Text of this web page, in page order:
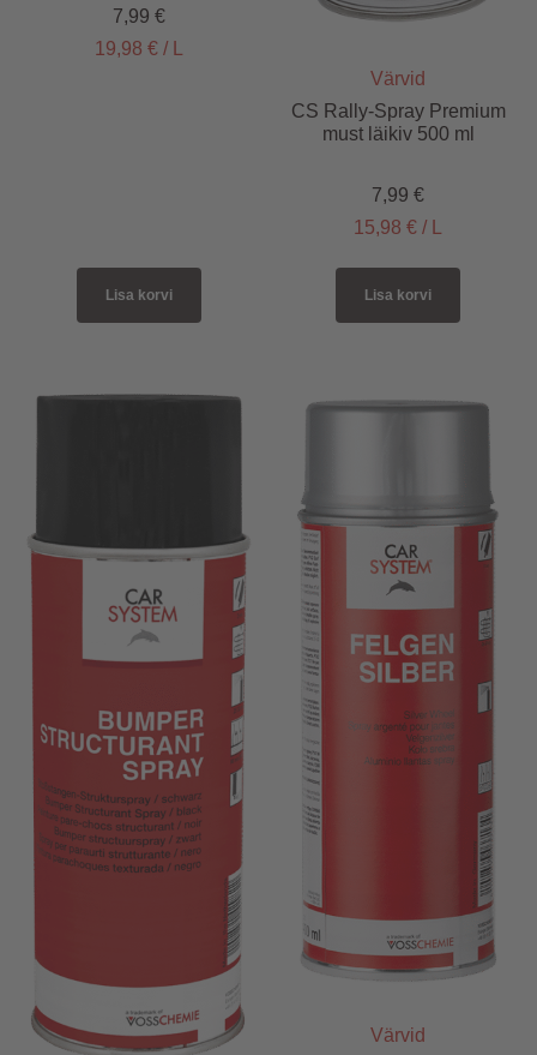
7,99 €
19,98 € /
Lisa korvi
Värvid
CS Rally-Spray Premium
must läikiv 500 ml
7,99 €
15,98 € /
Lisa korvi
Värvid